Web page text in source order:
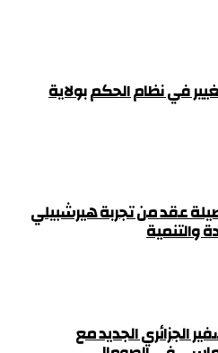
في نظام الحكم بولاية
عقد من تجربة هيرشبيلي
والتنمية
الجديد مع